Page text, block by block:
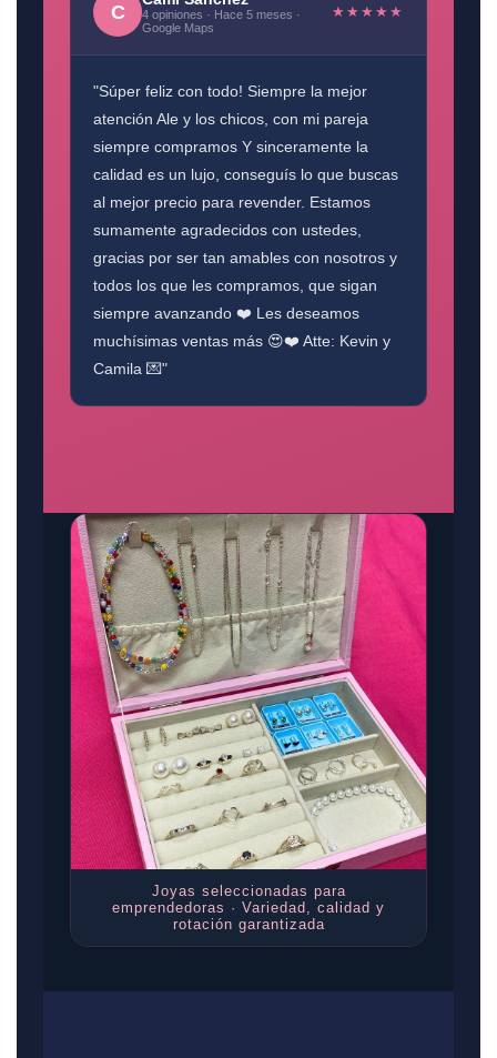
C
4 opiniones · Hace 5 meses ·
Google Maps
★★★★★
"Súper feliz con todo! Siempre la mejor
atención Ale y los chicos, con mi pareja
siempre compramos Y sinceramente la
calidad es un lujo, conseguís lo que buscas
al mejor precio para revender. Estamos
sumamente agradecidos con ustedes,
gracias por ser tan amables con nosotros y
todos los que les compramos, que sigan
siempre avanzando ❤️ Les deseamos
muchísimas ventas más 😍❤️ Atte: Kevin y
Camila 💌"
Joyas seleccionadas para
emprendedoras · Variedad, calidad y
rotación garantizada